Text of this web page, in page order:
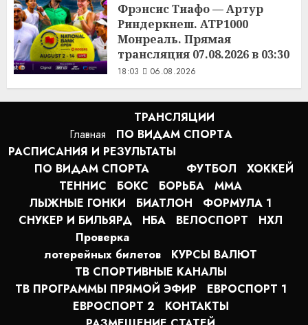
Фрэнсис Тиафо — Артур
Риндеркнеш. ATP1000
Монреаль. Прямая
трансляция 07.08.2026 в 03:30
18:03 06.08.2026
Главная
ТРАНСЛЯЦИИ
ПО ВИДАМ СПОРТA
РАСПИСАНИЯ И РЕЗУЛЬТАТЫ
ПО ВИДАМ СПОРТА
ФУТБОЛ
ХОККЕЙ
ТЕННИС
БОКС БОРЬБА
MMA
ЛЫЖНЫЕ ГОНКИ
БИАТЛОН
ФОРМУЛА 1
СНУКЕР И БИЛЬЯРД
НБА ВЕЛОСПОРТ
НХЛ
Проверка
лотерейных билетов
КУРСЫ ВАЛЮТ
ТВ СПОРТИВНЫЕ КАНАЛЫ
ТВ ПРОГРАММЫ ПРЯМОЙ ЭФИР
ЕВРОСПОРТ 1
ЕВРОСПОРТ 2
КОНТАКТЫ